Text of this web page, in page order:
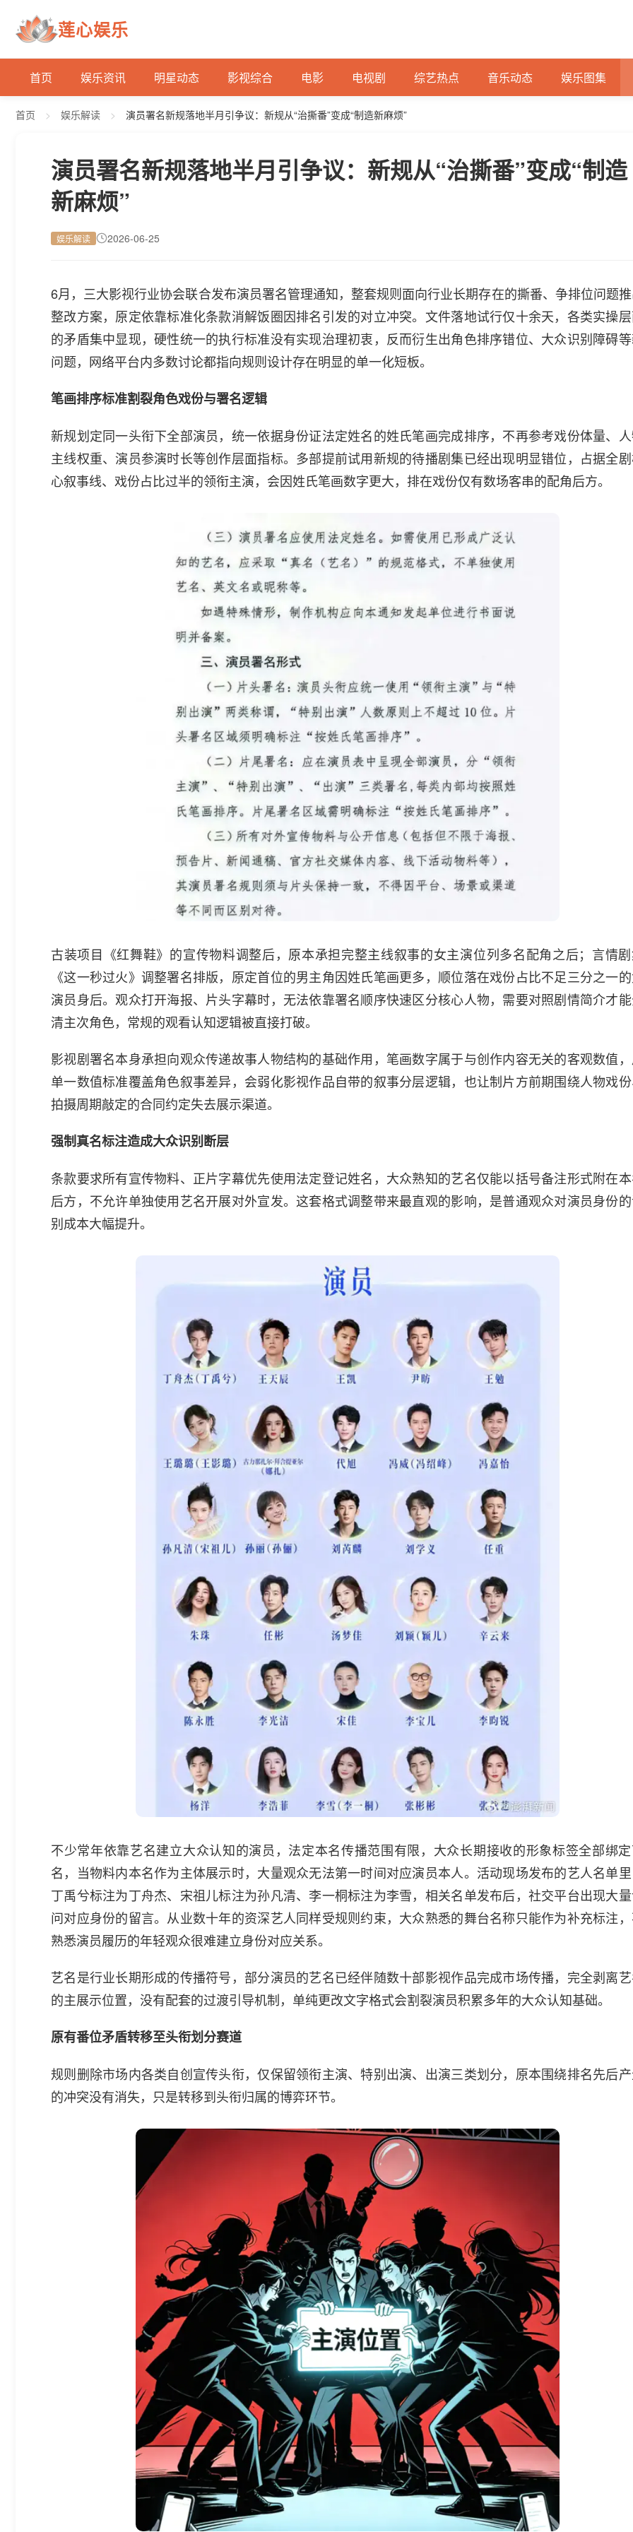
莲心娱乐
首页 娱乐资讯 明星动态 影视综合 电影 电视剧 综艺热点 音乐动态 娱乐图集
首页 > 娱乐解读 > 演员署名新规落地半月引争议：新规从“治撕番”变成“制造新麻烦”
演员署名新规落地半月引争议：新规从“治撕番”变成“制造
新麻烦”
娱乐解读 2026-06-25
6月，三大影视行业协会联合发布演员署名管理通知，整套规则面向行业长期存在的撕番、争排位问题
整改方案，原定依靠标准化条款消解饭圈因排名引发的对立冲突。文件落地试行仅十余天，各类实操
的矛盾集中显现，硬性统一的执行标准没有实现治理初衷，反而衍生出角色排序错位、大众识别障碍
问题，网络平台内多数讨论都指向规则设计存在明显的单一化短板。
笔画排序标准割裂角色戏份与署名逻辑
新规划定同一头衔下全部演员，统一依据身份证法定姓名的姓氏笔画完成排序，不再参考戏份体量、
主线权重、演员参演时长等创作层面指标。多部提前试用新规的待播剧集已经出现明显错位，占据全
心叙事线、戏份占比过半的领衔主演，会因姓氏笔画数字更大，排在戏份仅有数场客串的配角后方。
古装项目《红舞鞋》的宣传物料调整后，原本承担完整主线叙事的女主演位列多名配角之后；言情
《这一秒过火》调整署名排版，原定首位的男主角因姓氏笔画更多，顺位落在戏份占比不足三分之一
演员身后。观众打开海报、片头字幕时，无法依靠署名顺序快速区分核心人物，需要对照剧情简介才
清主次角色，常规的观看认知逻辑被直接打破。
影视剧署名本身承担向观众传递故事人物结构的基础作用，笔画数字属于与创作内容无关的客观数值
单一数值标准覆盖角色叙事差异，会弱化影视作品自带的叙事分层逻辑，也让制片方前期围绕人物戏份
拍摄周期敲定的合同约定失去展示渠道。
强制真名标注造成大众识别断层
条款要求所有宣传物料、正片字幕优先使用法定登记姓名，大众熟知的艺名仅能以括号备注形式附在
后方，不允许单独使用艺名开展对外宣发。这套格式调整带来最直观的影响，是普通观众对演员身份
别成本大幅提升。
不少常年依靠艺名建立大众认知的演员，法定本名传播范围有限，大众长期接收的形象标签全部绑
名，当物料内本名作为主体展示时，大量观众无法第一时间对应演员本人。活动现场发布的艺人名单里
丁禹兮标注为丁舟杰、宋祖儿标注为孙凡清、李一桐标注为李雪，相关名单发布后，社交平台出现大
问对应身份的留言。从业数十年的资深艺人同样受规则约束，大众熟悉的舞台名称只能作为补充标注
熟悉演员履历的年轻观众很难建立身份对应关系。
艺名是行业长期形成的传播符号，部分演员的艺名已经伴随数十部影视作品完成市场传播，完全剥离
的主展示位置，没有配套的过渡引导机制，单纯更改文字格式会割裂演员积累多年的大众认知基础。
原有番位矛盾转移至头衔划分赛道
规则删除市场内各类自创宣传头衔，仅保留领衔主演、特别出演、出演三类划分，原本围绕排名先后
的冲突没有消失，只是转移到头衔归属的博弈环节。